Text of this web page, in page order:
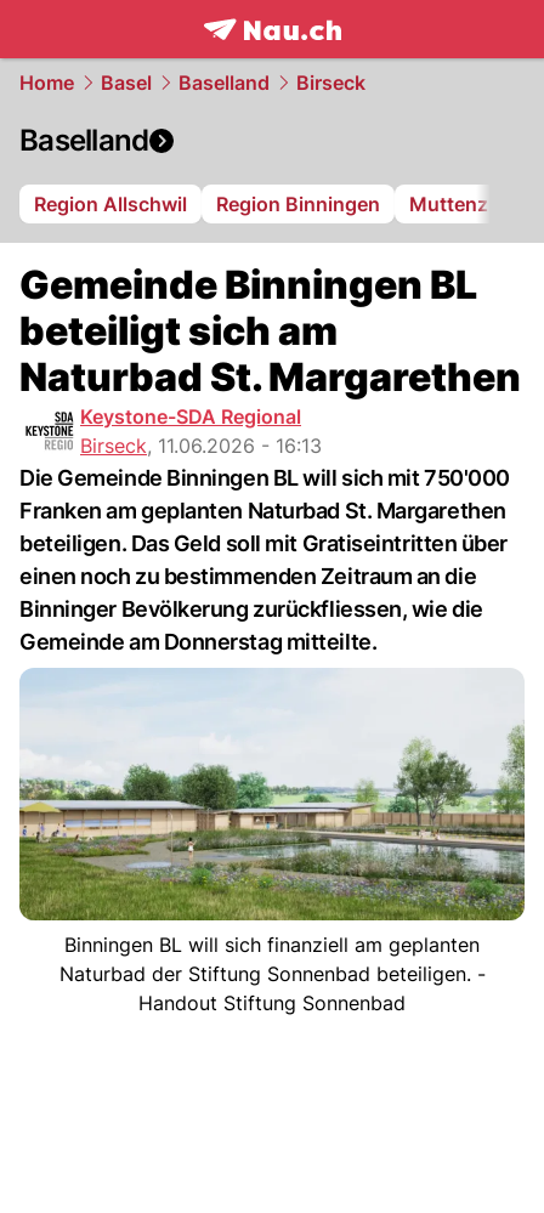
frontpage.NAU.ch
Home Basel Baselland Birseck
Baselland
Region Allschwil Region Binningen Muttenz
Gemeinde Binningen BL
beteiligt sich am
Naturbad St. Margarethen
Keystone-SDA Regional
Birseck, 11.06.2026 - 16:13
Die Gemeinde Binningen BL will sich mit 750'000
Franken am geplanten Naturbad St. Margarethen
beteiligen. Das Geld soll mit Gratiseintritten über
einen noch zu bestimmenden Zeitraum an die
Binninger Bevölkerung zurückfliessen, wie die
Gemeinde am Donnerstag mitteilte.
Binningen BL will sich finanziell am geplanten
Naturbad der Stiftung Sonnenbad beteiligen. -
Handout Stiftung Sonnenbad